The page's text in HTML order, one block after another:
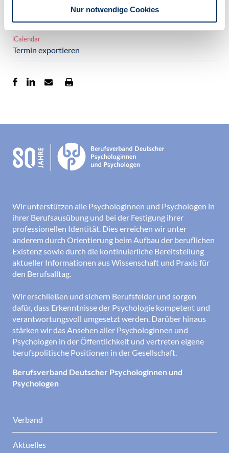
Nur notwendige Cookies
via eveeno
iCalendar
Termin exportieren
Wir unterstützen alle Psychologinnen und Psychologen in
ihrer Berufsausübung und bei der Festigung ihrer
professionellen Identität. Dies erreichen wir unter
anderem durch Orientierung beim Aufbau der beruflichen
Existenz sowie durch die kontinuierliche Bereitstellung
aktueller Informationen aus Wissenschaft und Praxis für
den Berufsalltag.
Wir erschließen und sichern Berufsfelder und sorgen
dafür, dass Erkenntnisse der Psychologie kompetent und
verantwortungsvoll umgesetzt werden. Darüber hinaus
stärken wir das Ansehen aller Psychologinnen und
Psychologen in der Öffentlichkeit und vertreten eigene
berufspolitische Positionen in der Gesellschaft.
Berufsverband Deutscher Psychologinnen und
Psychologen
Verband
Aktuelles